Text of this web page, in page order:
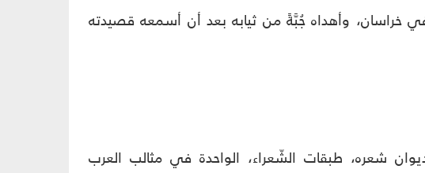
في خراسان، وأهداه جُبَّةً من ثيابه بعد أن أسمعه قصيدته
شعره، طبقات الشّعراء، الواحدة في مثالب العرب